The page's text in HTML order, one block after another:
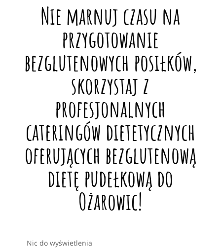
Nie marnuj czasu na
przygotowanie
bezglutenowych posiłków,
skorzystaj z
profesjonalnych
cateringów dietetycznych
oferujących bezglutenową
dietę pudełkową do
Ożarowic!
Nic do wyświetlenia